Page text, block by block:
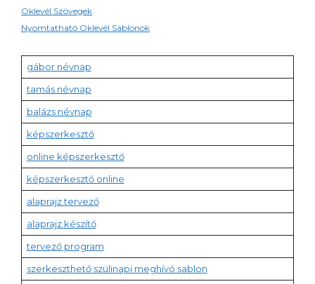
Oklevél Szövegek
Nyomtatható Oklevél Sablonok
gábor névnap
tamás névnap
balázs névnap
képszerkesztő
online képszerkesztő
képszerkesztő online
alaprajz tervező
alaprajz készítő
tervező program
szerkeszthető szülinapi meghívó sablon